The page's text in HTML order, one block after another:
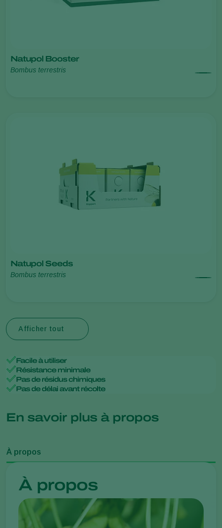
Natupol Booster
Bombus terrestris
Natupol Seeds
Bombus terrestris
Afficher tout
Facile à utiliser
Résistance minimale
Pas de résidus chimiques
Pas de délai avant récolte
En savoir plus à propos
À propos
À propos